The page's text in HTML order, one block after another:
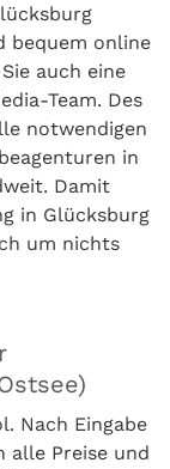
bequem online
auch eine
Team. Des
notwendigen
in
Damit
in Glücksburg
um nichts
Nach Eingabe
alle Preise und